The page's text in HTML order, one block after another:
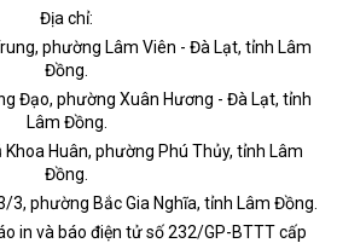
Địa chỉ:
phường Lâm Viên - Đà Lạt, tỉnh Lâm
Đồng.
Đạo, phường Xuân Hương - Đà Lạt, tỉnh
Lâm Đồng.
Huân, phường Phú Thủy, tỉnh Lâm
Đồng.
3, phường Bắc Gia Nghĩa, tỉnh Lâm Đồng.
in và báo điện tử số 232/GP-BTTT cấp